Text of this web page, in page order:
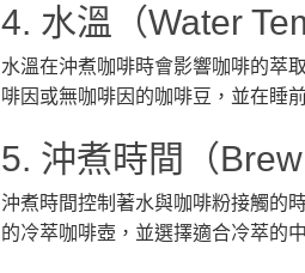
4. 水溫（Water
水溫在沖煮咖啡時會影響咖啡的萃
啡因或無咖啡因的咖啡豆，並在睡
5. 沖煮時間（
沖煮時間控制著水與咖啡粉接觸的
的冷萃咖啡壺，並選擇適合冷萃的